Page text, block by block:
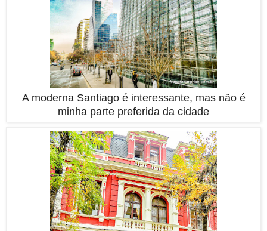
A moderna Santiago é interessante, mas não é
minha parte preferida da cidade